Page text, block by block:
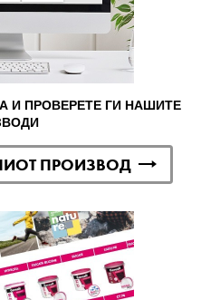
И ПРОВЕРЕТЕ ГИ НАШИТЕ
ПРОИЗВОД